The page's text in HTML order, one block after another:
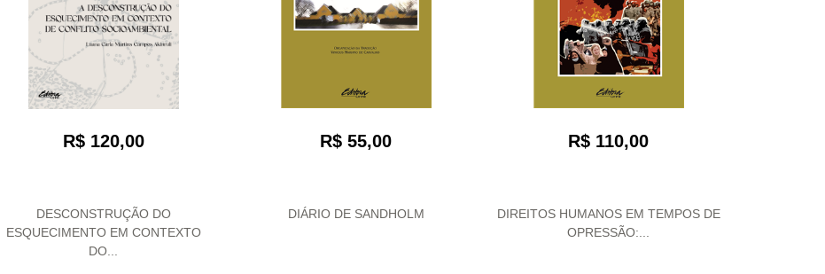
R$ 120,00
DESCONSTRUÇÃO DO
ESQUECIMENTO EM CONTEXTO
DO...
R$ 55,00
DIÁRIO DE SANDHOLM
R$ 110,00
DIREITOS HUMANOS EM TEMPOS DE
OPRESSÃO:...